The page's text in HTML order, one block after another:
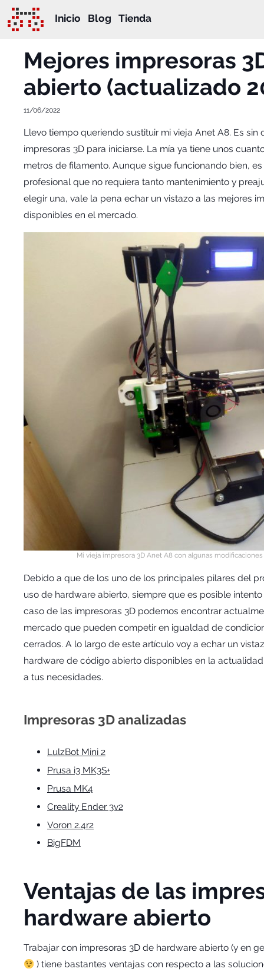
Inicio Blog Tienda
Mejores impresoras
abierto (actualizado
11/06/2022
Llevo tiempo queriendo sustituir mi vieja Anet A8. Es
impresoras 3D para iniciarse. La mía ya tiene unos
metros de filamento. Aunque sigue funcionando bien,
profesional que no requiera tanto mantenimiento y
elegir una, vale la pena echar un vistazo a las mejores
disponibles en el mercado.
Mi vieja impresora 3D Anet A8 con algunas
Debido a que de los uno de los principales pilares del
uso de hardware abierto, siempre que es posible
caso de las impresoras 3D podemos encontrar
mercado que pueden competir en igualdad de
cerrados. A lo largo de este artículo voy a echar un
hardware de código abierto disponibles en la
a tus necesidades.
Impresoras 3D analizadas
LulzBot Mini 2
Prusa i3 MK3S+
Prusa MK4
Creality Ender 3v2
Voron 2.4r2
BigFDM
Ventajas de las
hardware abierto
Trabajar con impresoras 3D de hardware abierto (y en
) tiene bastantes ventajas con respecto a las